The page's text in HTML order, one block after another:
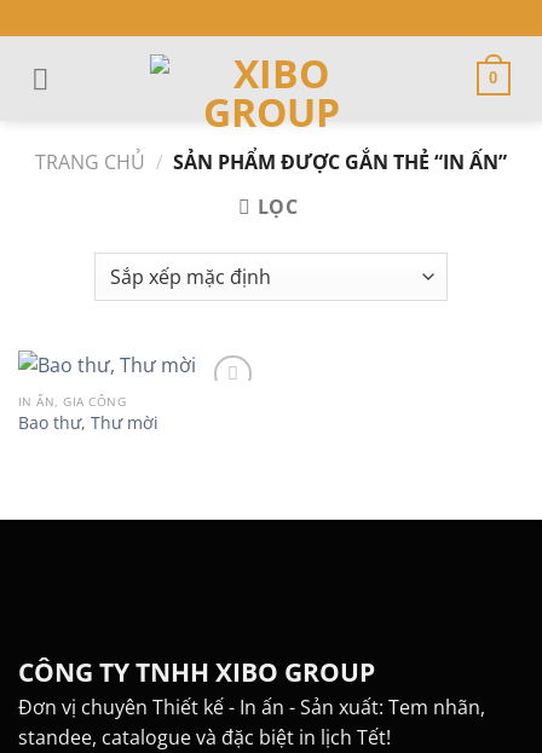
to
content
0
TRANG CHỦ / SẢN PHẨM ĐƯỢC GẮN THẺ “IN ẤN”
LỌC
IN ẤN, GIA CÔNG
Bao thư, Thư mời
CÔNG TY TNHH XIBO GROUP
Đơn vị chuyên Thiết kế - In ấn - Sản xuất: Tem nhãn,
standee, catalogue và đặc biệt in lịch Tết!